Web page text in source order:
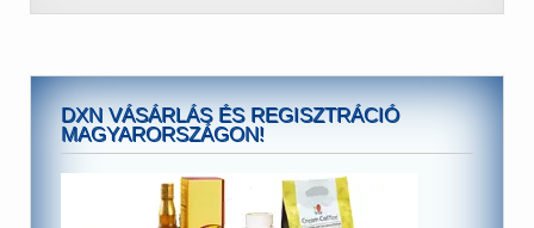
DXN VÁSÁRLÁS ÉS REGISZTRÁCIÓ
MAGYARORSZÁGON!